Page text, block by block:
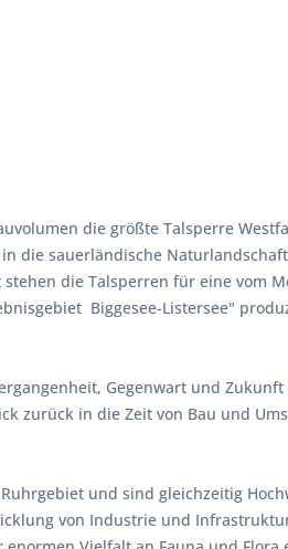
die größte Talsperre
die sauerländische
die Talsperren für eine vom
Biggesee-Listersee"
Gegenwart und
zurück in die Zeit von Bau und
und sind gleichzeitig
von Industrie und